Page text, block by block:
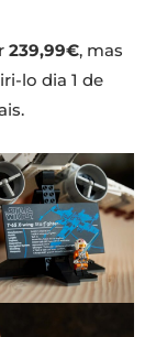
239,99€, mas
lo dia 1 de